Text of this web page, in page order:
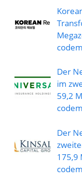
Der
im
59,2
Der
175,9